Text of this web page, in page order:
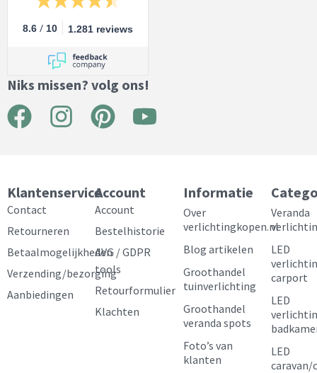
8.6 / 10 1.281 reviews
Niks missen? volg ons!
F
e
b
o
o
k
I
t
g
r
a
P
t
e
r
e
s
t
Y
t
b
e
Klantenservice
Contact
Retourneren
Betaalmogelijkheden
Verzending/bezorging
Aanbiedingen
Account
Account
Bestelhistorie
AVG / GDPR
tools
Retourformulier
Klachten
Informatie
Over
verlichtingkopen.nl
Blog artikelen
Groothandel
tuinverlichting
Groothandel
veranda spots
Foto’s van
klanten
Veranda
LED
carport
LED
LED